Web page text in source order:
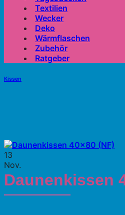
Textilien
Wecker
Deko
Wärmflaschen
Zubehör
Ratgeber
Kissen
13
Nov.
Daunenkissen